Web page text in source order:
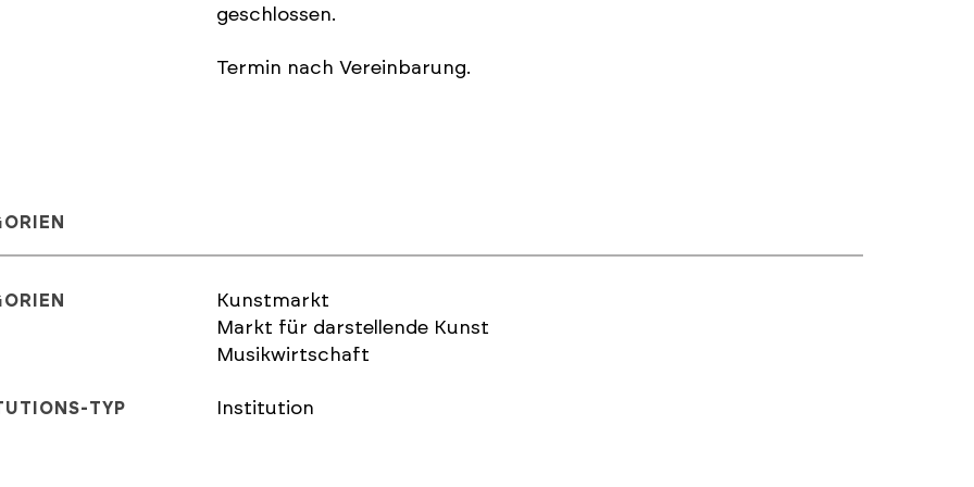
geschlossen.
Termin nach Vereinbarung.
Kunstmarkt
Markt für darstellende Kunst
Musikwirtschaft
TYP Institution